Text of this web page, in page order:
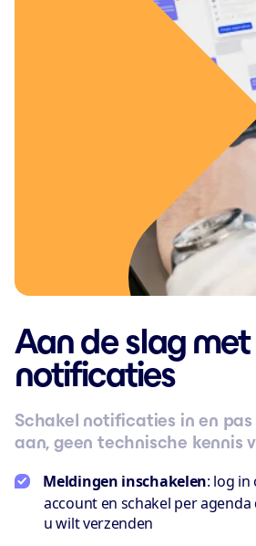
Aan de slag met
notificaties
Schakel notificaties in en pas
aan, geen technische kennis
Meldingen inschakelen: log in
account en schakel per
u wilt verzenden